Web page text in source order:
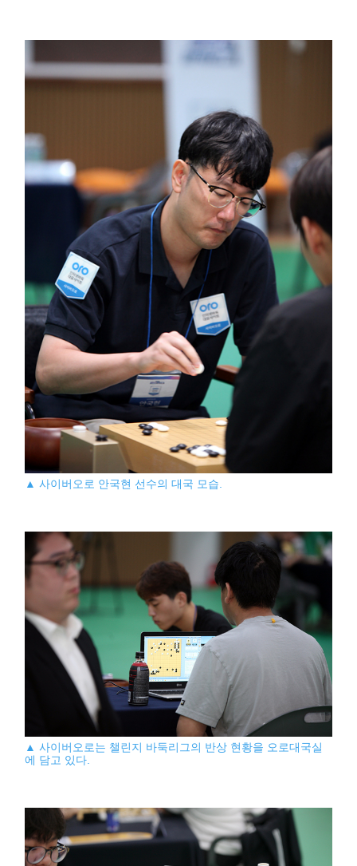
▲ 사이버오로 안국현 선수의 대국 모습.
▲ 사이버오로는 챌린지 바둑리그의 반상 현황을 오로대국실
에 담고 있다.